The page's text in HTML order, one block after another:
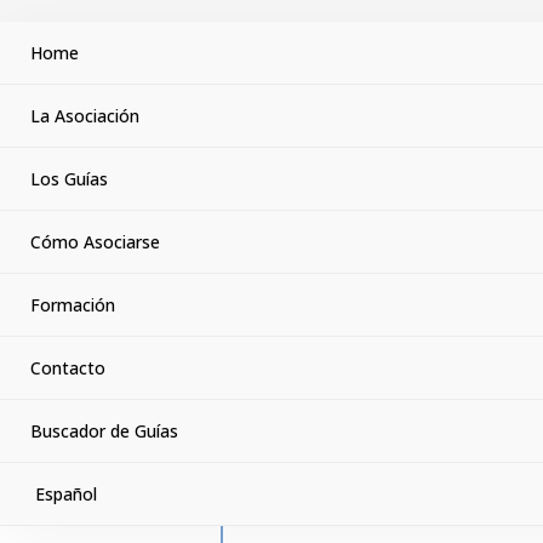
Home
La Asociación
Los Guías
Cómo Asociarse
Formación
Contacto
Buscador de Guías
Español
Buscador de Guías